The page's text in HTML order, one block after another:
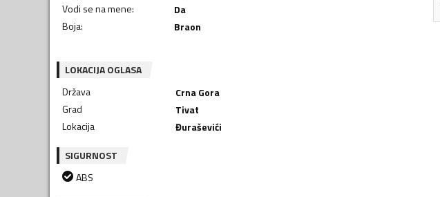
Vodi se na mene:
Da
Boja: Braon
LOKACIJA OGLASA
Država
Crna Gora
Grad
Tivat
Lokacija
Đuraševići
SIGURNOST
ABS